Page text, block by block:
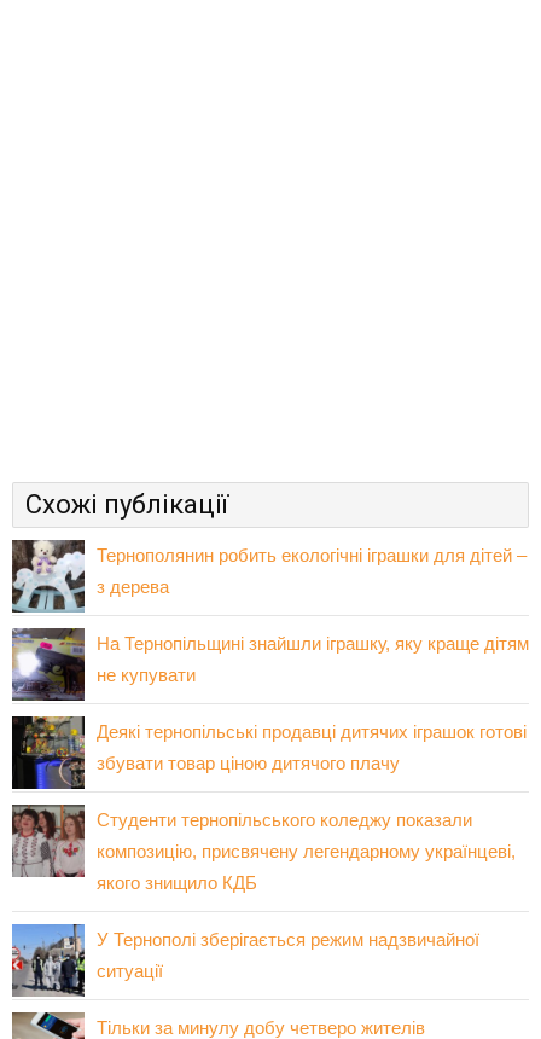
Схожі публікації
Тернополянин робить екологічні іграшки для дітей –
з дерева
На Тернопільщині знайшли іграшку, яку краще дітям
не купувати
Деякі тернопільські продавці дитячих іграшок готові
збувати товар ціною дитячого плачу
Студенти тернопільського коледжу показали
композицію, присвячену легендарному українцеві,
якого знищило КДБ
У Тернополі зберігається режим надзвичайної
ситуації
Тільки за минулу добу четверо жителів